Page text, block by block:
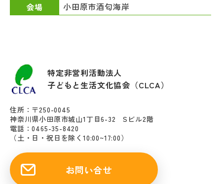
会場
小田原市酒匂海岸
特定非営利活動法人
子どもと生活文化協会（CLCA）
住所：〒250-0045
神奈川県小田原市城山1丁目6-32 Sビル2階
電話：0465-35-8420
（土・日・祝日を除く10:00~17:00）
お問い合せ